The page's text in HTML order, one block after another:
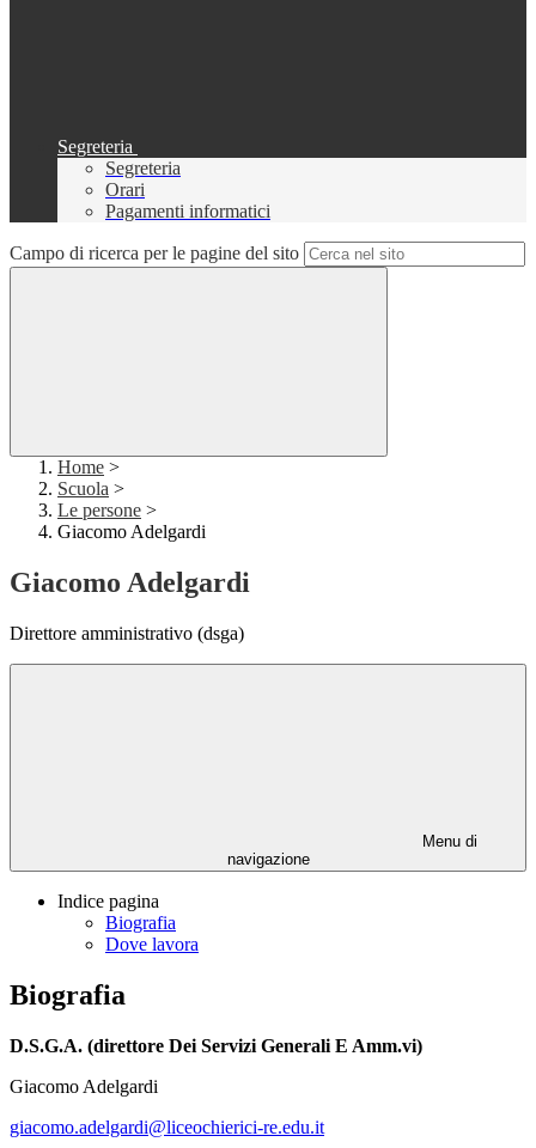
Segreteria
Segreteria
Orari
Pagamenti informatici
Campo di ricerca per le pagine del sito
Home >
Scuola >
Le persone >
Giacomo Adelgardi
Giacomo Adelgardi
Direttore amministrativo (dsga)
Menu di
navigazione
Indice pagina
Biografia
Dove lavora
Biografia
D.S.G.A. (direttore Dei Servizi Generali E Amm.vi)
Giacomo Adelgardi
giacomo.adelgardi@liceochierici-re.edu.it